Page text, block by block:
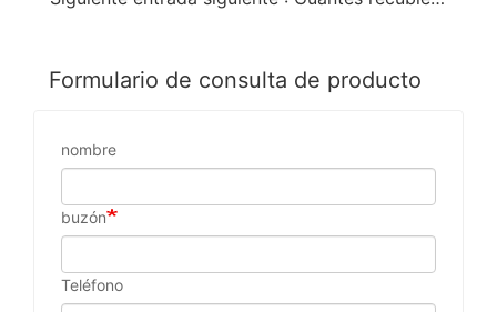
Formulario de consulta de producto
nombre
buzón
Teléfono